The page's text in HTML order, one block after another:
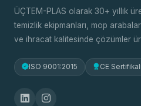
ÜÇTEM-PLAS olarak 30+ yıllık
temizlik ekipmanları, mop
ve ihracat kalitesinde çözümler
ISO 9001:2015 CE Sertifikalı